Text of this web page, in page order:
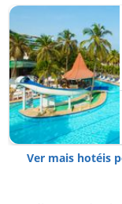
Ver mais hotéis